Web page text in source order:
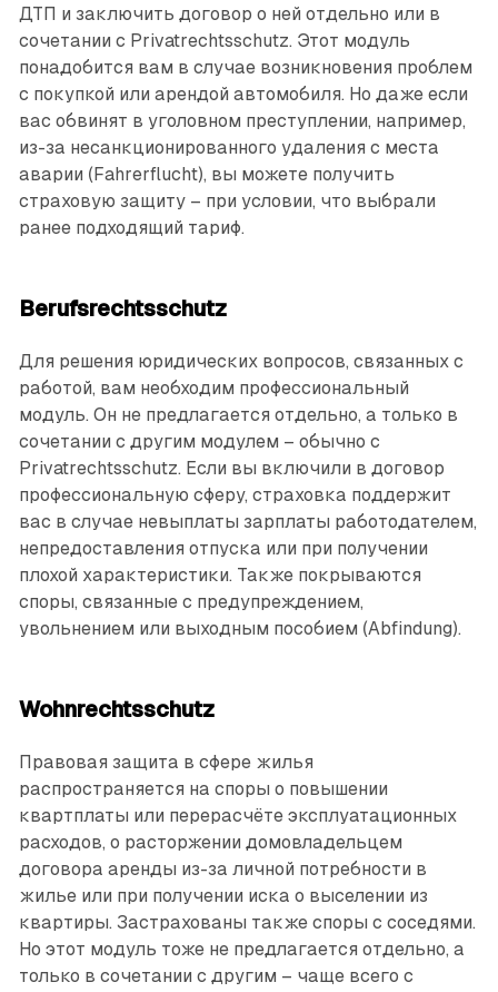
ДТП и заключить договор о ней отдельно или в
сочетании с Privatrechtsschutz. Этот модуль
понадобится вам в случае возникновения проблем
с покупкой или арендой автомобиля. Но даже если
вас обвинят в уголовном преступ­лении, например,
из-за несанкционированного удаления с места
аварии (Fahrerflucht), вы можете получить
страховую защиту – при условии, что выбрали
ранее подходящий тариф.
Berufsrechtsschutz
Для решения юридических вопросов, связанных с
работой, вам необходим профессиональный
модуль. Он не предлагается отдельно, а только в
сочетании с другим модулем – обычно с
Privatrechtsschutz. Если вы включили в договор
профессиональную сферу, страховка поддержит
вас в случае невыплаты зарплаты работодателем,
непредоставления отпуска или при получении
плохой характеристики. Также покрываются
споры, связанные с предупреждением,
увольнением или выходным пособием (Abfindung).
Wohnrechtsschutz
Правовая защита в сфере жилья
распространяется на споры о повышении
квартплаты или перерасчёте эксплуатационных
расходов, о расторжении домовладельцем
договора аренды из-за личной потребности в
жилье или при получении иска о выселении из
квартиры. Застрахованы также споры с соседями.
Но этот модуль тоже не предлагается отдельно, а
только в сочетании с другим – чаще всего с